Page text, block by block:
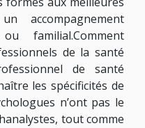
accompagnement
familial.Comment
de la santé
de santé
les spécificités de
n’ont pas le
tout comme